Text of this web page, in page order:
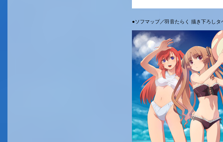
●ソフマップ／羽音たらく 描き下ろし